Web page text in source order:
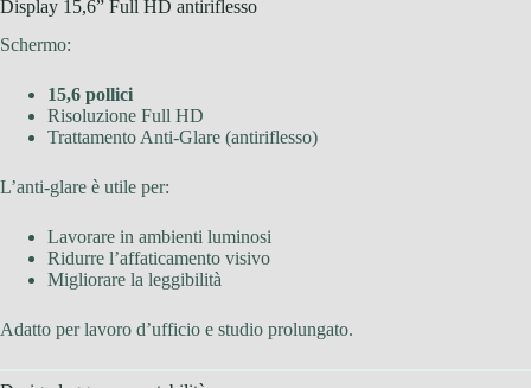
Display 15,6” Full HD antiriflesso
Schermo:
15,6 pollici
Risoluzione Full HD
Trattamento Anti-Glare (antiriflesso)
L’anti-glare è utile per:
Lavorare in ambienti luminosi
Ridurre l’affaticamento visivo
Migliorare la leggibilità
Adatto per lavoro d’ufficio e studio prolungato.